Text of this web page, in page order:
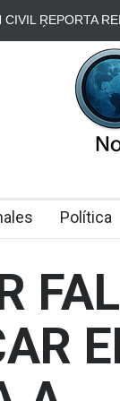
CIVIL REPORTA
Política